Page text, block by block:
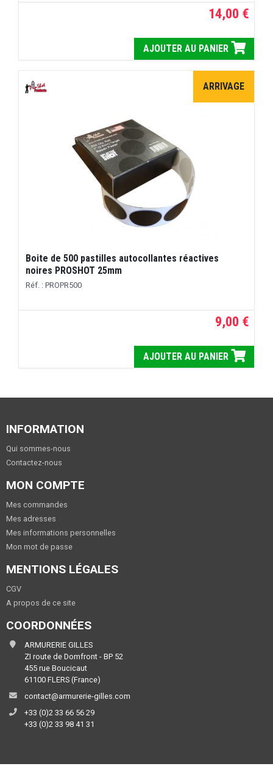
14,00 €
AJOUTER AU PANIER
ARRIVAGE
Boite de 500 pastilles autocollantes réactives
noires PROSHOT 25mm
Réf. : PROPR500
9,00 €
AJOUTER AU PANIER
INFORMATION
Qui sommes-nous
Contactez-nous
MON COMPTE
Mes commandes
Mes adresses
Mes informations personnelles
Mon mot de passe
MENTIONS LÉGALES
CGV
A propos de ce site
COORDONNÉES
ARMURERIE GILLES
ZI route de Domfront - BP 52
455 rue Boucicaut
61100 FLERS (France)
contact@armurerie-gilles.com
+33 (0)2 33 66 56 29
+33 (0)2 33 98 41 31